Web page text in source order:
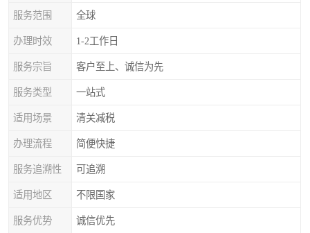
服务范围 全球
办理时效 1-2工作日
服务宗旨 客户至上、诚信为先
服务类型 一站式
适用场景 清关减税
办理流程 简便快捷
服务追溯性 可追溯
适用地区 不限国家
服务优势 诚信优先